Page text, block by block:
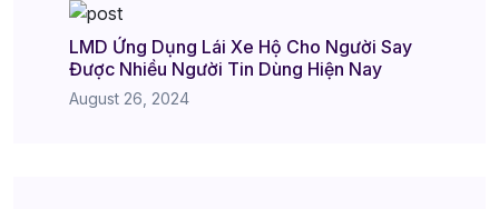
LMD Ứng Dụng Lái Xe Hộ Cho Người Say
Được Nhiều Người Tin Dùng Hiện Nay
August 26, 2024